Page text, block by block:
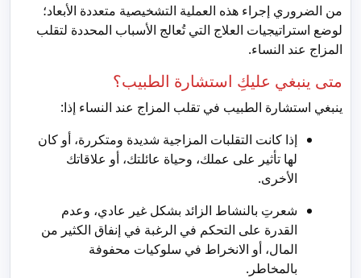
من الضروري إجراء هذه العملية التشخيصية متعددة الأبعاد؛
لوضع استراتيجيات العلاج التي تُعالج الأسباب المحددة لتقلب
المزاج عند النساء.
متى ينبغي عليكِ استشارة الطبيب؟
ينبغي استشارة الطبيب في تقلب المزاج عند النساء إذا:
إذا كانت التقلبات المزاجية شديدة ومتكررة، أو كان
لها تأثير على عملك، وحياة عائلتك، أو علاقاتك
الأخرى.
شعرتِ بالنشاط الزائد بشكل غير عادي، وعدم
القدرة على التحكم في الرغبة في إنفاق الكثير من
المال، أو الانخراط في سلوكيات محفوفة
بالمخاطر.